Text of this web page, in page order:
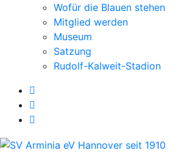
Wofür die Blauen stehen
Mitglied werden
Museum
Satzung
Rudolf-Kalweit-Stadion